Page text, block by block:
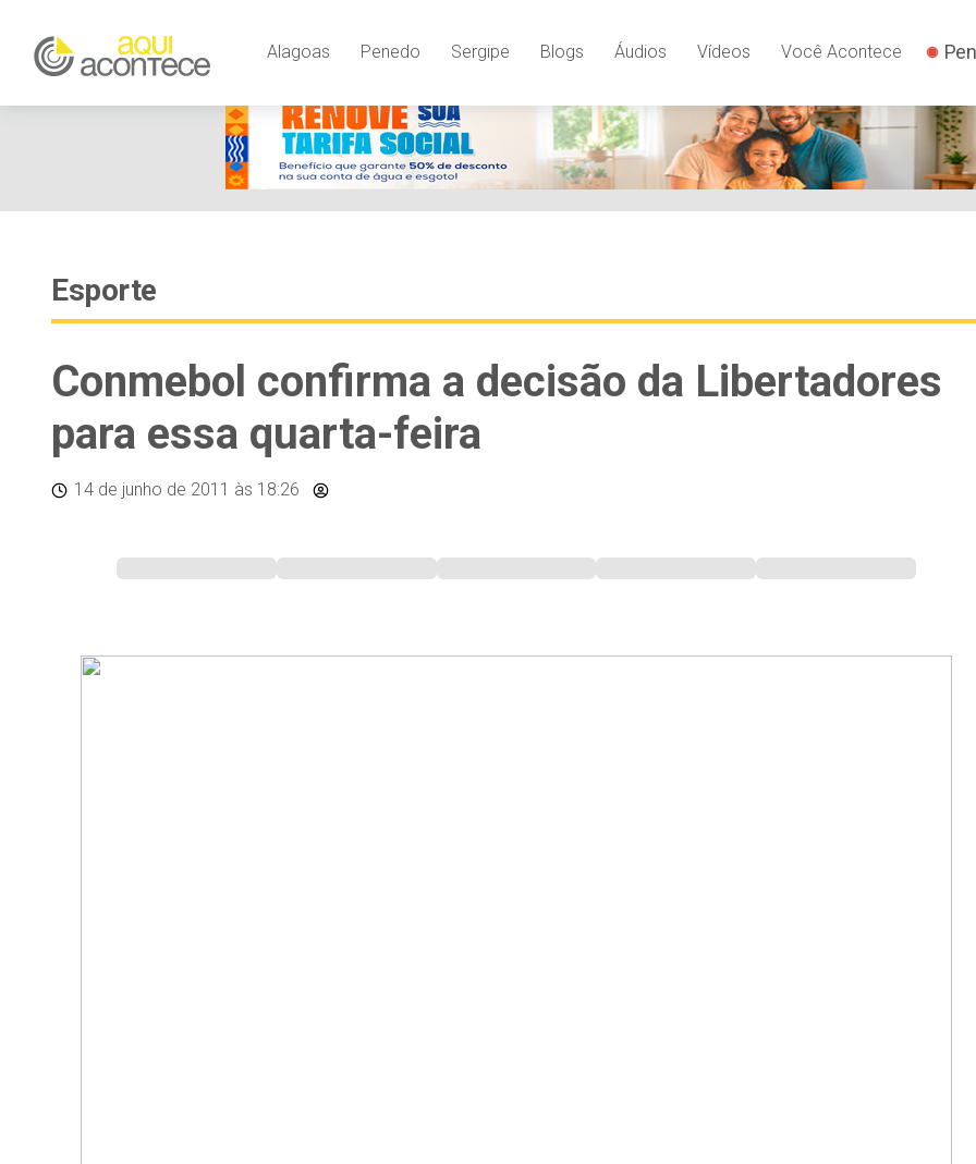
Alagoas Penedo Sergipe Blogs Áudios Vídeos Você Acontece
Esporte
Conmebol confirma a decisão da Libertadores
para essa quarta-feira
14 de junho de 2011 às 18:26